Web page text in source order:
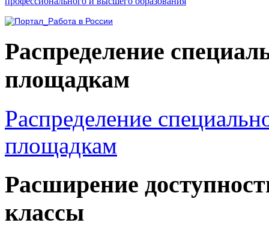
Распределение
площадкам
Распределение
площадкам
Расширение
классы